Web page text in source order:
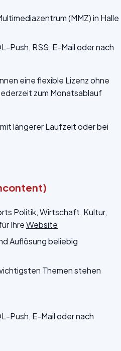
(MMZ) in Halle
Push, RSS, E-Mail oder nach
eine flexible Lizenz ohne
zum Monatsablauf
längerer Laufzeit oder bei
Politik, Wirtschaft, Kultur,
IhreWebsite
Auflösung beliebig
Themen stehen
Push, E-Mail oder nach